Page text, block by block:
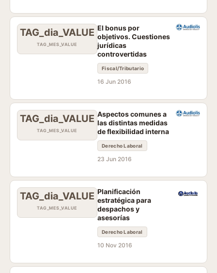
TAG_dia_VALUE
TAG_MES_VALUE
El bonus por
objetivos. Cuestiones
jurídicas
controvertidas
Fiscal/Tributario
16 Jun 2016
TAG_dia_VALUE
TAG_MES_VALUE
Aspectos comunes a
las distintas medidas
de flexibilidad interna
Derecho Laboral
23 Jun 2016
TAG_dia_VALUE
TAG_MES_VALUE
Planificación
estratégica para
despachos y
asesorías
Derecho Laboral
10 Nov 2016